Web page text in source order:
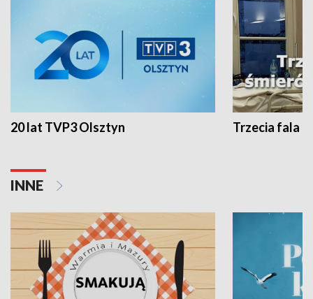
20 lat TVP3 Olsztyn Trzecia fala -
INNE